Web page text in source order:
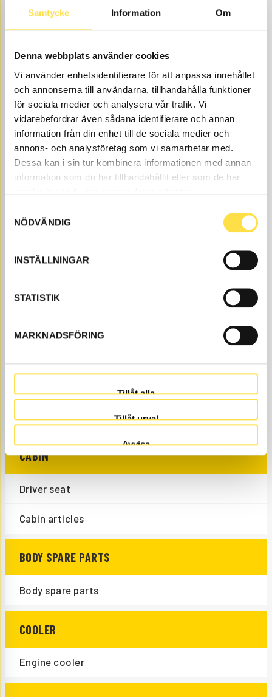
Samtycke Information Om
Denna webbplats använder cookies
Vi använder enhetsidentifierare för att anpassa innehållet
och annonserna till användarna, tillhandahålla funktioner
för sociala medier och analysera vår trafik. Vi
vidarebefordrar även sådana identifierare och annan
information från din enhet till de sociala medier och
annons- och analysföretag som vi samarbetar med.
Dessa kan i sin tur kombinera informationen med annan
information som du har tillhandahållit eller som de har
NÖDVÄNDIG
INSTÄLLNINGAR
STATISTIK
MARKNADSFÖRING
Tillåt alla
Tillåt urval
Avvisa
FILTER
Filter kits
Filter hydraulic system
Filter cabin
Filter engine
Filter transmission
PAINT
Paint
HYDRAULIC
Tipping cylinder
CABIN
Driver seat
Cabin articles
BODY SPARE PARTS
Body spare parts
COOLER
Engine cooler